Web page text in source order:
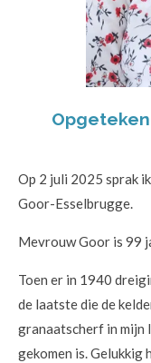
Op 2 juli 2025 sprak
Goor-Esselbrugge.
Mevrouw Goor is 99
Toen er in 1940
de laatste die de
granaatscherf in mijn
gekomen is. Gelukkig